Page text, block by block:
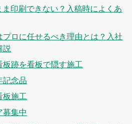
印刷できない？入稿時によくあ
ロに任せるべき理由とは？入社
説
板跡を看板で隠す施工
記念品
板施工
集中